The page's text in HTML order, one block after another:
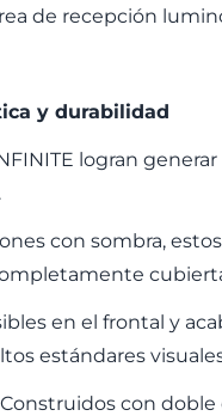
rea de recepción
y durabilidad
logran
con sombra,
en el frontal y
estándares
Construidos con doble